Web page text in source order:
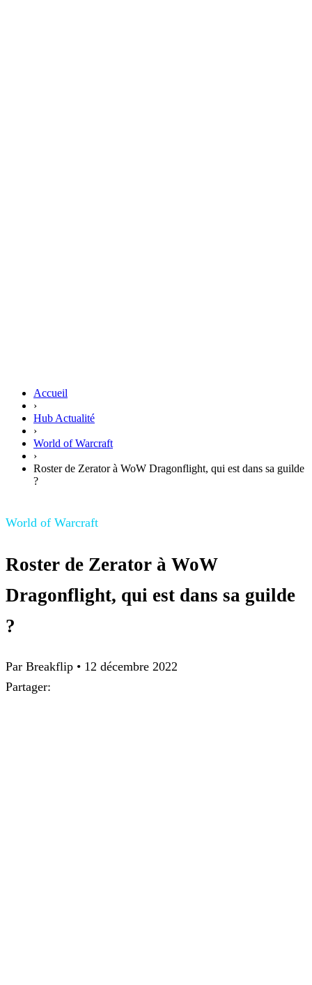
Accueil
›
Hub Actualité
›
World of Warcraft
›
Roster de Zerator à WoW Dragonflight, qui est dans sa guilde
?
World of Warcraft
Roster de Zerator à WoW
Dragonflight, qui est dans sa guilde
?
Par Breakflip • 12 décembre 2022
Partager: